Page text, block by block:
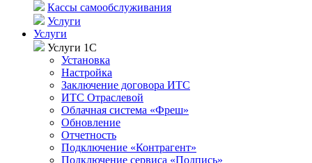
Кассы самообслуживания
Услуги
Услуги
Услуги 1С
Установка
Настройка
Заключение договора ИТС
ИТС Отраслевой
Облачная система «Фреш»
Обновление
Отчетность
Подключение «Контрагент»
Подключение сервиса «Подпись»